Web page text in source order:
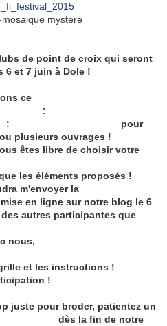
mystère
de point de croix qui seront
6 et 7 juin à Dole !
ce
:
:
pour
plusieurs ouvrages !
êtes libre de choisir votre
les éléments proposés !
m'envoyer la
mise en ligne sur notre blog le 6
autres participantes que
nous,
et les instructions !
!
juste pour broder, patientez un
dès la fin de notre